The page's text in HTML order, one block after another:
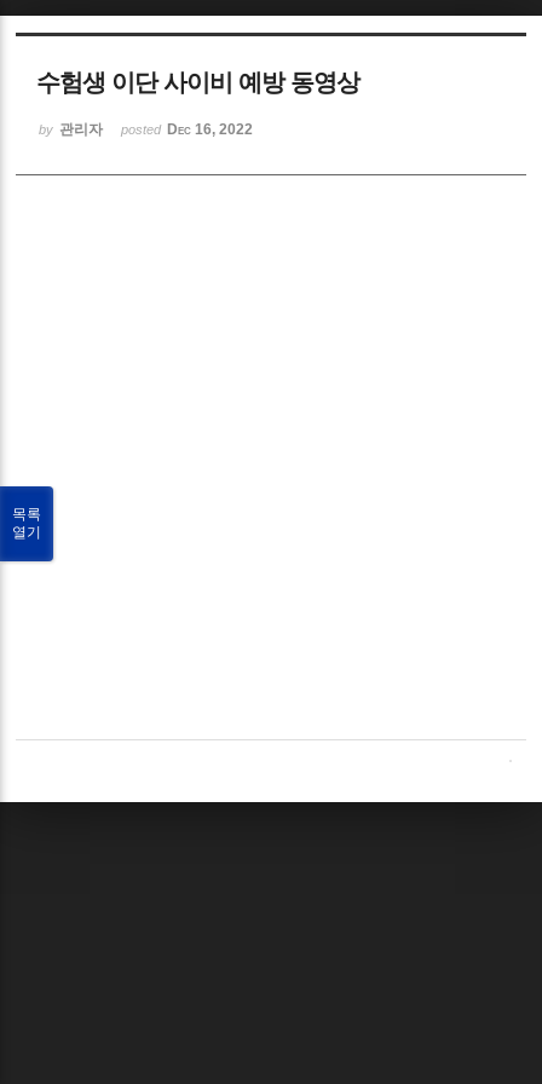
수험생 이단 사이비 예방 동영상
by 관리자 posted Dec 16, 2022
목록
열기
Sketchbook5, 스케치북5